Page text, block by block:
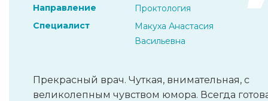
Направление
Проктология
Специалист
Макуха Анастасия
Васильевна
Прекрасный врач. Чуткая, внимательная, с
великолепным чувством юмора. Всегда